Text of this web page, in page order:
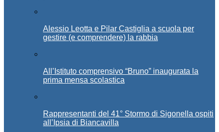
Alessio Leotta e Pilar Castiglia a scuola per
gestire (e comprendere) la rabbia
All’Istituto comprensivo “Bruno” inaugurata la
prima mensa scolastica
Rappresentanti del 41° Stormo di Sigonella ospiti
all’Ipsia di Biancavilla